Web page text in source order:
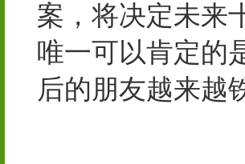
案，将决定未来
唯一可以肯定的
后的朋友越来